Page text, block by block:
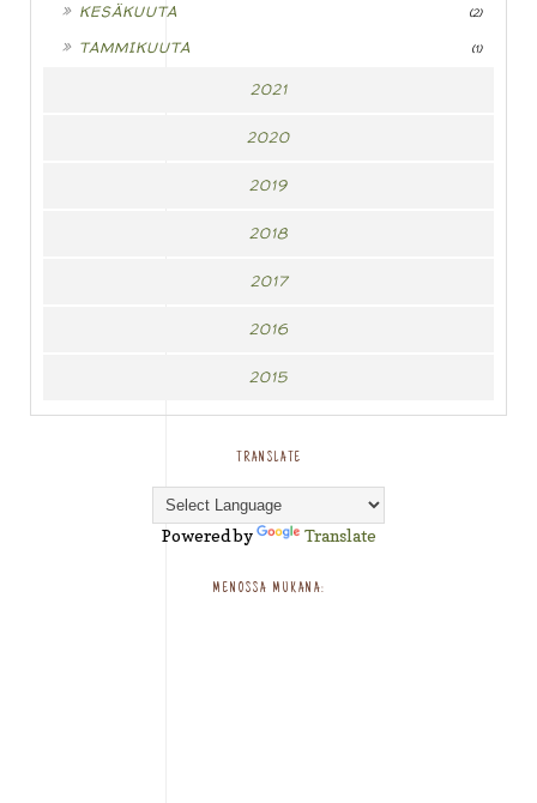
KESÄKUUTA (2)
TAMMIKUUTA (1)
2021
2020
2019
2018
2017
2016
2015
TRANSLATE
Powered by Translate
MENOSSA MUKANA: